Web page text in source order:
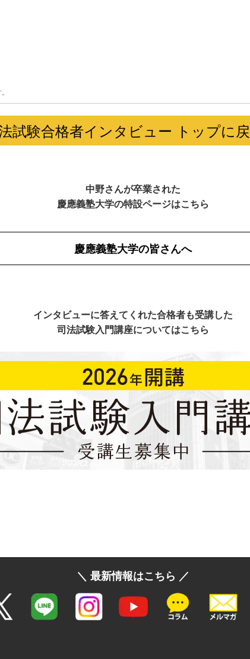
試験合格者インタビュー トップに
中野さんが卒業された
慶應義塾大学の特設ページはこちら
慶應義塾大学の皆さんへ
インタビューに答えてくれた合格者も受講した
司法試験入門講座についてはこちら
＼ 最新情報はこちら ／